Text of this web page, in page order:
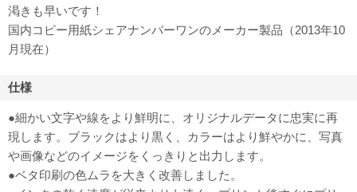
渇きも早いです！
国内コピー用紙シェアナンバーワンのメーカー製品（2013年10
月現在）
仕様
●細かい文字や線をより鮮明に、オリジナルデータに忠実に再
現します。ブラックはより黒く、カラーはより鮮やかに、写真
や画像などのイメージをくっきりと出力します。
●ベタ印刷の色ムラを大きく改善しました。